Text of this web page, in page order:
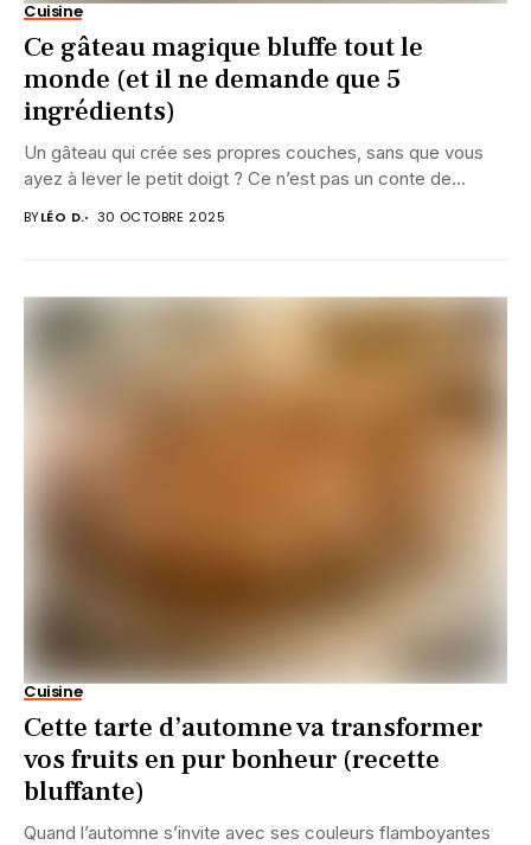
Cuisine
Ce gâteau magique bluffe tout le
monde (et il ne demande que 5
ingrédients)
Un gâteau qui crée ses propres couches, sans que vous
ayez à lever le petit doigt ? Ce n’est pas un conte de...
BYLÉO D. 30 OCTOBRE 2025
Cuisine
Cette tarte d’automne va transformer
vos fruits en pur bonheur (recette
bluffante)
Quand l’automne s’invite avec ses couleurs flamboyantes